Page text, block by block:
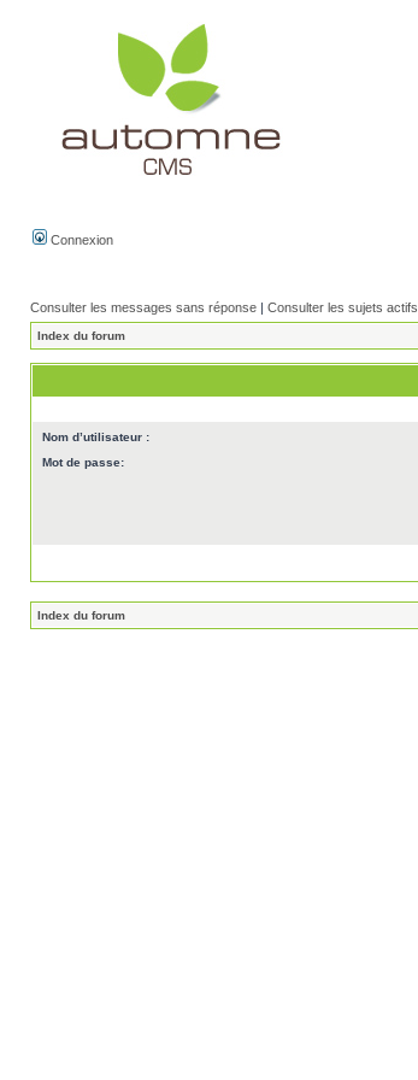
Connexion
Consulter les messages sans réponse | Consulter les sujets actifs
Index du forum
Nom d’utilisateur :
Mot de passe:
Index du forum